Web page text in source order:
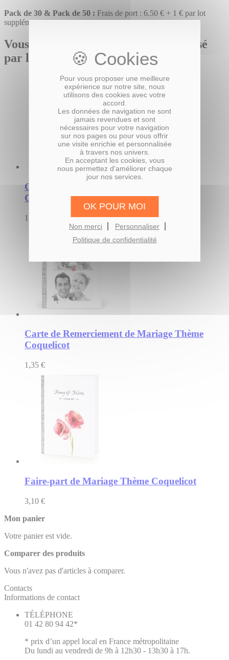
Pour vous proposer une meilleure
expérience sur notre site, nous
utilisons des cookies avec votre
accord.
Les données de navigation ne sont
jamais revendues et sont
nécessaires pour votre navigation
sur nos pages ou pour vous offrir
une visite enrichie et personnalisée
à travers nos univers.
En acceptant les cookies, vous
nous permettez d'améliorer chaque
jour nos services.
OK POUR MOI
Non merci
Personnaliser
Politique de confidentialité
Pack de 30 & Pack de 50 : Frais de port : 6.50 € + 1 € par lot
supplémentaire
Vous pourriez également être intéressé
par le(s) produit(s) suivant(s)
Coupon-Réponse de Mariage Thème
Coquelicot
1,35 €
Carte de Remerciement de Mariage Thème
Coquelicot
1,35 €
Faire-part de Mariage Thème Coquelicot
3,10 €
Mon panier
Votre panier est vide.
Comparer des produits
Vous n'avez pas d'articles à comparer.
Contacts
Informations de contact
TÉLÉPHONE
01 42 80 94 42*
* prix d’un appel local en France métropolitaine
Du lundi au vendredi de 9h à 12h30 - 13h30 à 17h.